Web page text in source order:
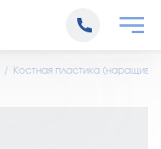
Костная пластика